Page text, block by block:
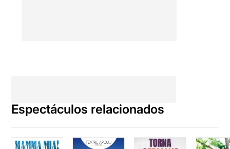
Espectáculos relacionados